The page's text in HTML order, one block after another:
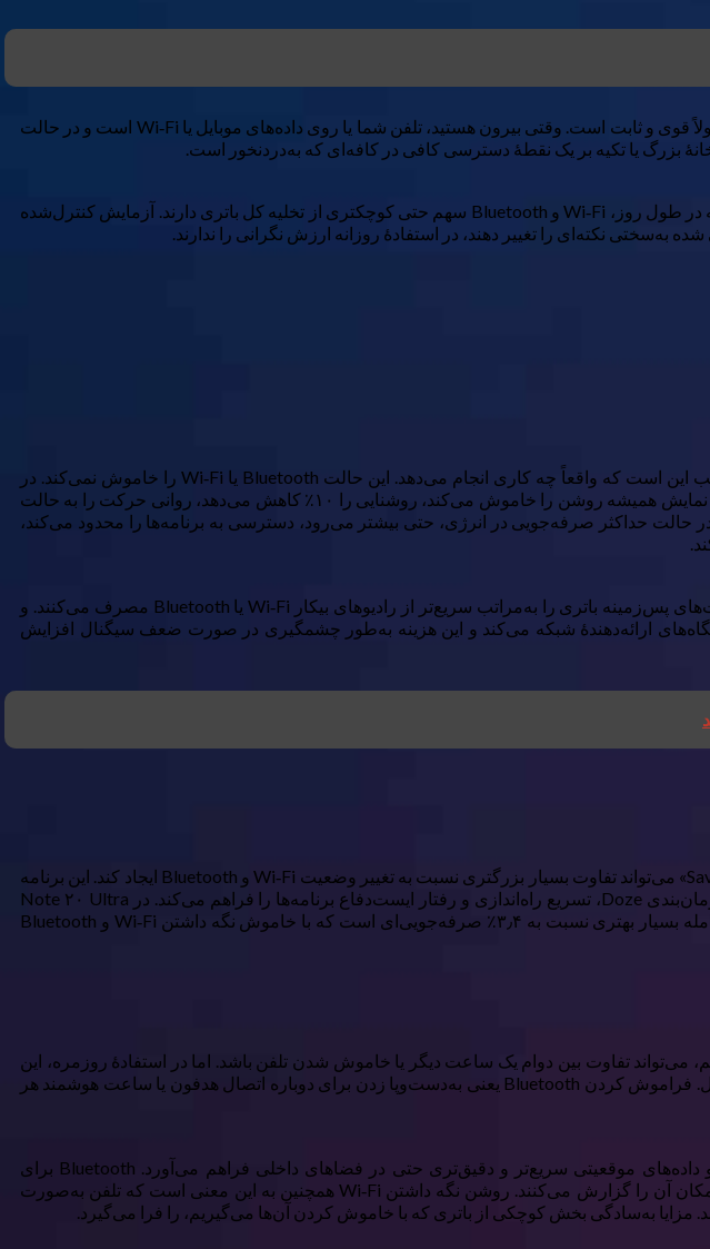
با این حال، این سناریوی بدترین حالت برای اکثر مردم غیرواقعی است. در منزل یا در دفتر، سیگنال Wi‑Fi معمولاً قوی و ثابت است. وقتی بیرون هستید، تلفن شما یا روی داده‌های موبایل یا Wi‑Fi است و در حالت
بزرگ یا تکیه بر یک نقطهٔ دسترسی کافی در کافه‌ای که به‌دردنخور است.
همچنین باید اشاره کرد که در استفادهٔ واقعی، با فعال بودن سلولار، همگام‌سازی برنامه‌ها و روشن بودن صفحه در طول روز، Wi‑Fi و Bluetooth سهم حتی کوچکتری از تخلیه کل باتری دارند. آزمایش کنترل‌شده
به‌سختی نکته‌ای را تغییر دهند، در استفادهٔ روزانه ارزش نگرانی را ندارند.
وقتی نیاز به حفظ باتری برای رسیدن به شارژر دارم، حالت صرفه‌جویی در انرژی را روشن می‌کنم. نکتهٔ جالب این است که واقعاً چه کاری انجام می‌دهد. این حالت Bluetooth یا Wi‑Fi را خاموش نمی‌کند. در
عوض، به‌سرعت خدمات مکان‌یابی و Super HDR را غیرفعال می‌کند، سرعت CPU را به ۷۰٪ محدود می‌کند، نمایش همیشه روشن را خاموش می‌کند، روشنایی را ۱۰٪ کاهش می‌دهد، روانی حرکت را به حالت
را فعال می‌سازد و زمان خاموشی صفحه را روی ۳۰ ثانیه تنظیم می‌کند. در حالت حداکثر صرفه‌جویی در انرژی، حتی بیشتر می‌رود، دسترسی به برنامه‌ها را محدود می‌کند،
این به شما نشان می‌دهد که تخلیه واقعی کجا رخ می‌دهد. صفحه نمایش، پردازنده، خدمات مکان‌یابی و فعالیت‌های پس‌زمینه باتری را به‌مراتب سریع‌تر از رادیوهای بیکار Wi‑Fi یا Bluetooth مصرف می‌کنند. و
ارائه‌دهندهٔ شبکه می‌کند و این هزینه به‌طور چشمگیری در صورت ضعف سیگنال افزایش
اگر به‌طور جدی می‌خواهید عمر باتری را افزایش دهید، «یک برنامهٔ عمیق صرفه‌جویی در انرژی مانند SaverTuner» می‌تواند تفاوت بسیار بزرگتری نسبت به تغییر وضعیت Wi‑Fi و Bluetooth ایجاد کند. این برنامه
به شما امکان می‌دهد تا تنظیمات دقیق‌تری برای رفتار صرفه‌جویی در انرژی اندروید داشته باشید، کنترل بر زمان‌بندی Doze، تسریع راه‌اندازی و رفتار ایست‌دفاع برنامه‌ها را فراهم می‌کند. در Note ۲۰ Ultra
من، این برنامه عمر باتری را به‌مقدار ۱۵ تا ۲۰٪ نسبت به صرفه‌جویی پیش‌فرض سامسونگ بهبود داد. این معامله بسیار بهتری نسبت به ۳٫۴٪ صرفه‌جویی‌ای است که با خاموش نگه داشتن Wi‑Fi و Bluetooth
می‌تواند تفاوت بین دوام یک ساعت دیگر یا خاموش شدن تلفن باشد. اما در استفادهٔ روزمره، این
حاشیه برای توجیه زحمت بسیار کوچکی است. فراموش کردن روشن کردن Wi‑Fi یعنی صرف داده‌های موبایل. فراموش کردن Bluetooth یعنی به‌دست‌وپا زدن برای دوباره اتصال هدفون یا ساعت هوشمند هر
فراتر از راحتی، دلایل عملی برای روشن نگه داشتن هر دو وجود دارد. Wi‑Fi در GPS کمکی کمک می‌کند و داده‌های موقعیتی سریع‌تر و دقیق‌تری حتی در فضاهای داخلی فراهم می‌آورد. Bluetooth برای
Find My Device حیاتی است، جایی که تلفن‌های نزدیک سیگنال دستگاه گم‌شده شما را تشخیص می‌دهند و مکان آن را گزارش می‌کنند. روشن نگه داشتن Wi‑Fi همچنین به این معنی است که تلفن به‌صورت
مزایا به‌سادگی بخش کوچکی از باتری که با خاموش کردن آن‌ها می‌گیریم، را فرا می‌گیرد.